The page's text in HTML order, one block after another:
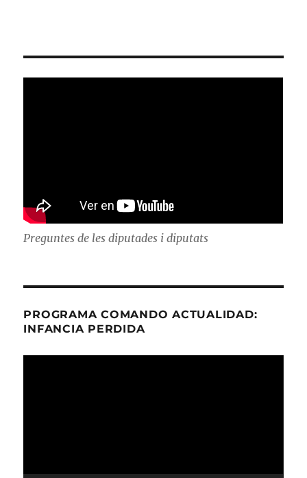
Preguntes de les diputades i diputats
PROGRAMA COMANDO ACTUALIDAD:
INFANCIA PERDIDA